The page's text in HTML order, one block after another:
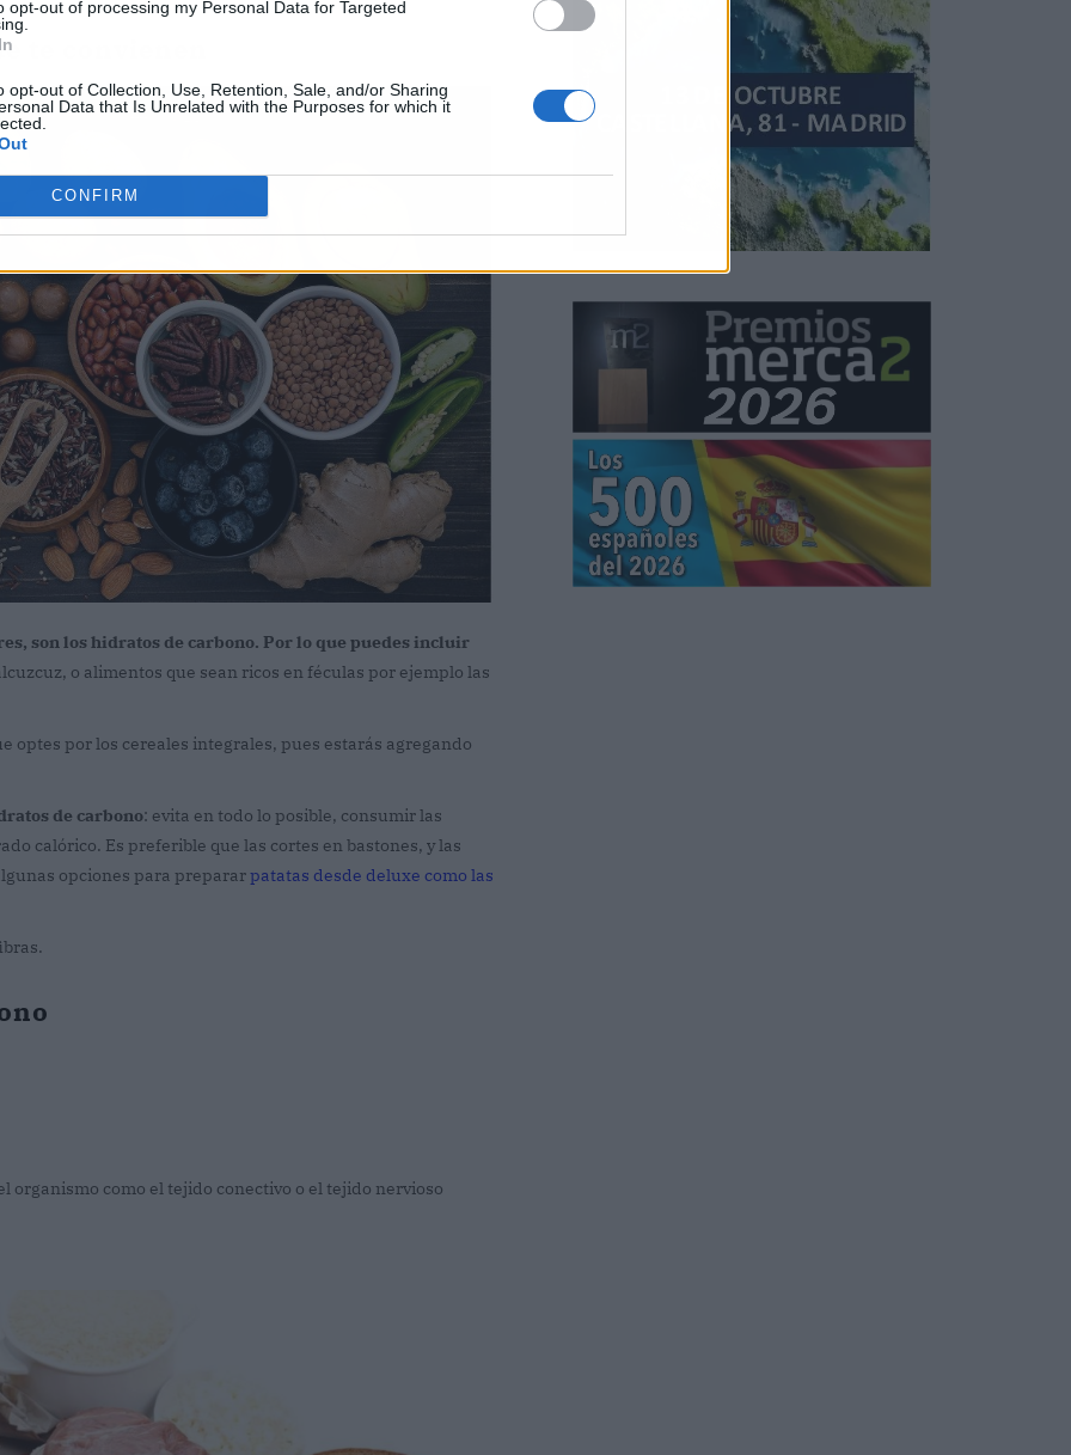
opt-out of processing my Personal Data for Targeted
opt-out of Collection, Use, Retention, Sale, and/or Sharing
Data that Is Unrelated with the Purposes for which it
CONFIRM
te convienen
son los hidratos de carbono. Por lo que puedes incluir
o alimentos que sean ricos en féculas por ejemplo las
optes por los cereales integrales, pues estarás agregando
de carbono: evita en todo lo posible, consumir las
calórico. Es preferible que las cortes en bastones, y las
opciones para prepararpatatas desde deluxe como las
organismo como el tejido conectivo o el tejido nervioso